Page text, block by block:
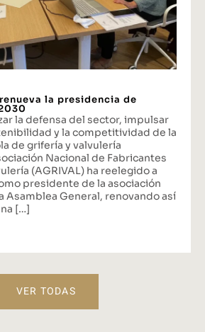
la presidencia de
la defensa del sector, impulsar
y la competitividad de la
de grifería y valvulería
Nacional de Fabricantes
(AGRIVAL) ha reelegido a
presidente de la asociación
Asamblea General, renovando así
[…]
VER TODAS